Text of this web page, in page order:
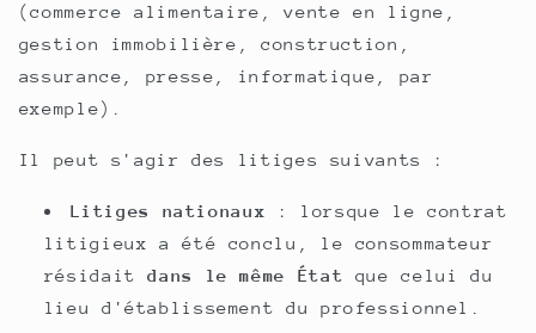
(commerce alimentaire, vente en ligne,
gestion immobilière, construction,
assurance, presse, informatique, par
exemple).
Il peut s'agir des litiges suivants :
Litiges nationaux : lorsque le contrat
litigieux a été conclu, le consommateur
résidaitdans le même État que celui du
lieu d'établissement du professionnel.